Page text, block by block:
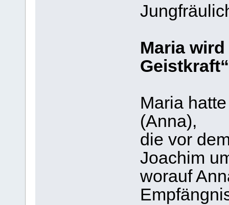
Maria
Maria
(Anna),
die vor
Joachim
worauf